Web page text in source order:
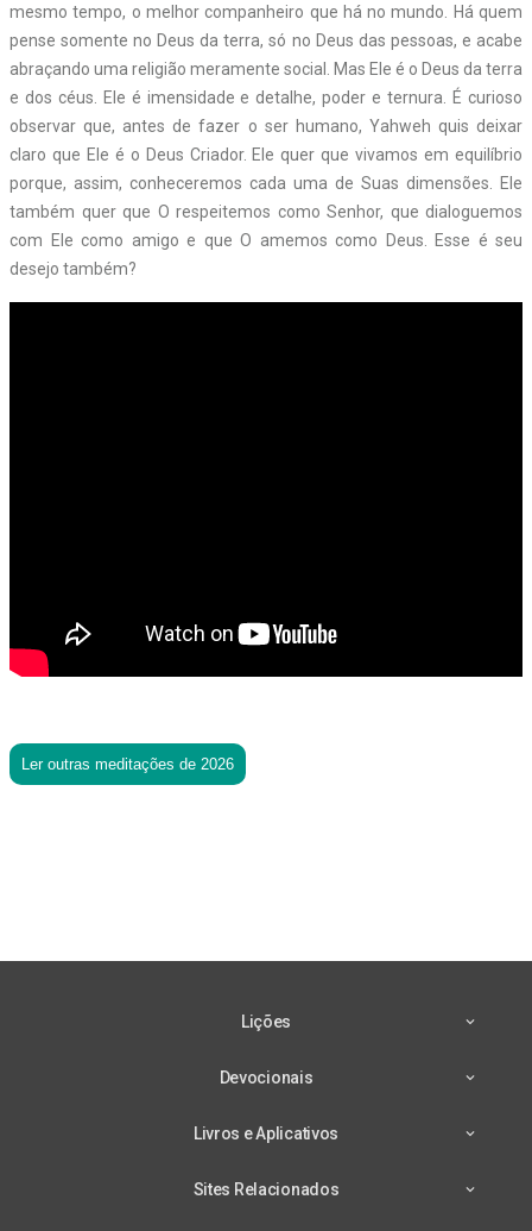
mesmo tempo, o melhor companheiro que há no mundo. Há quem
pense somente no Deus da terra, só no Deus das pessoas, e acabe
abraçando uma religião meramente social. Mas Ele é o Deus da terra
e dos céus. Ele é imensidade e detalhe, poder e ternura. É curioso
observar que, antes de fazer o ser humano, Yahweh quis deixar
claro que Ele é o Deus Criador. Ele quer que vivamos em equilíbrio
porque, assim, conheceremos cada uma de Suas dimensões. Ele
também quer que O respeitemos como Senhor, que dialoguemos
com Ele como amigo e que O amemos como Deus. Esse é seu
desejo também?
Ler outras meditações de 2026
Lições
Devocionais
Livros e Aplicativos
Sites Relacionados